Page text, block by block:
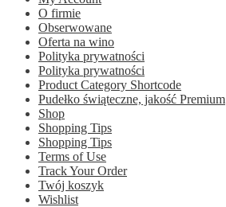
O firmie
Obserwowane
Oferta na wino
Polityka prywatności
Polityka prywatności
Product Category Shortcode
Pudełko świąteczne, jakość Premium
Shop
Shopping Tips
Shopping Tips
Terms of Use
Track Your Order
Twój koszyk
Wishlist